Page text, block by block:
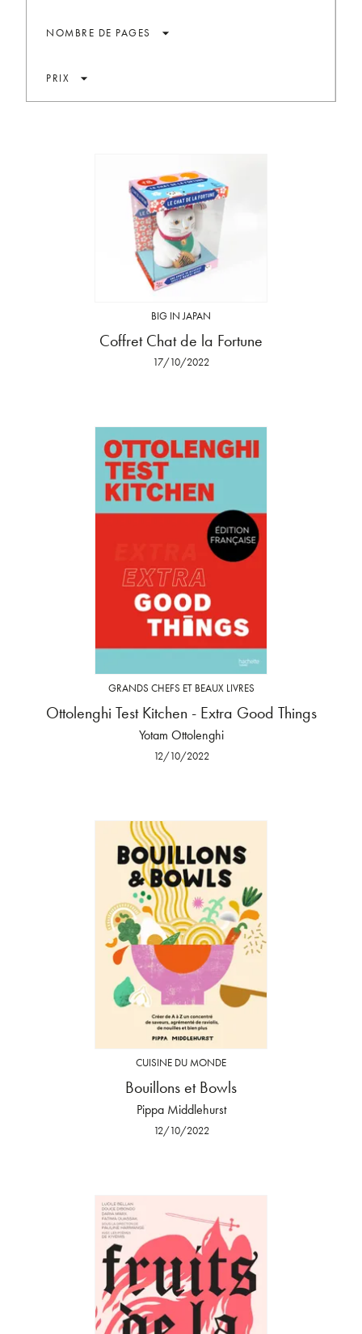
NOMBRE DE PAGES arrow_drop_down
PRIX arrow_drop_down
BIG IN JAPAN
Coffret Chat de la Fortune
17/10/2022
GRANDS CHEFS ET BEAUX LIVRES
Ottolenghi Test Kitchen - Extra Good Things
Yotam Ottolenghi
12/10/2022
CUISINE DU MONDE
Bouillons et Bowls
Pippa Middlehurst
12/10/2022